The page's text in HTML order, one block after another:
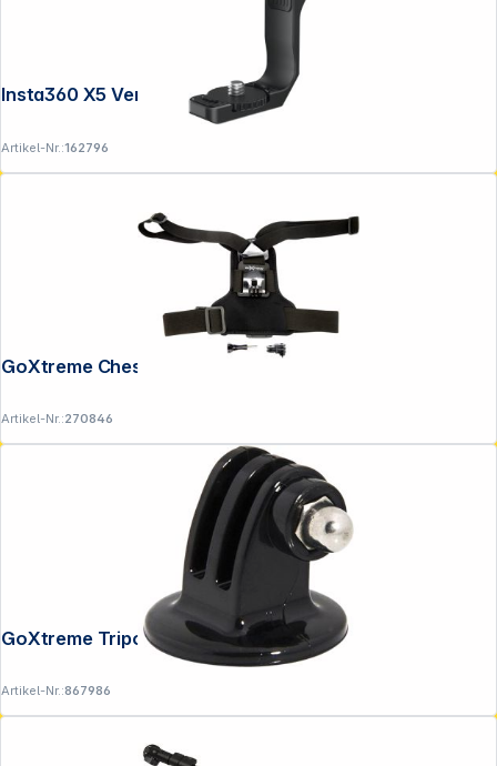
Insta360 X5 Vertical-Horizontal Mount
Artikel-Nr.:162796
GoXtreme Chest-Mount
Artikel-Nr.:270846
GoXtreme Tripod Adapter
Artikel-Nr.:867986